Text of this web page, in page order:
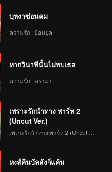
บุหงาซ่อนคม
ความรัก · ย้อนยุค
หากวินาทีนั้นไม่พบเธอ
ความรัก · ดราม่า
เพราะรักนำทาง พาร์ท 2
(Uncut Ver.)
หงส์คืนบัลลังก์แค้น